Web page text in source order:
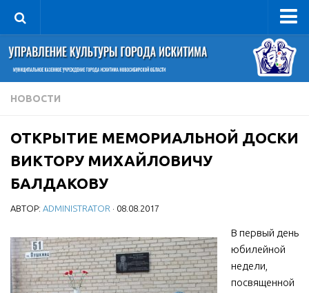
Управление
Руководитель
Сведения об организации
Книга почета культуры
Фотогалерея
Документы
Учредительные документы
Противодействие коррупции
Отчеты о деятельности
НОВОСТИ
ОТКРЫТИЕ МЕМОРИАЛЬНОЙ ДОСКИ
ВИКТОРУ МИХАЙЛОВИЧУ
БАЛДАКОВУ
АВТОР: ADMINISTRATOR · 08.08.2017
В первый день
юбилейной
недели,
посвященной